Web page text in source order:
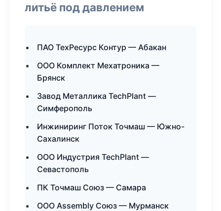
литьё под давлением
ПАО ТехРесурс Контур — Абакан
ООО Комплект Мехатроника —
Брянск
Завод Металлика TechPlant —
Симферополь
Инжиниринг Поток Точмаш — Южно-
Сахалинск
ООО Индустрия TechPlant —
Севастополь
ПК Точмаш Союз — Самара
ООО Assembly Союз — Мурманск